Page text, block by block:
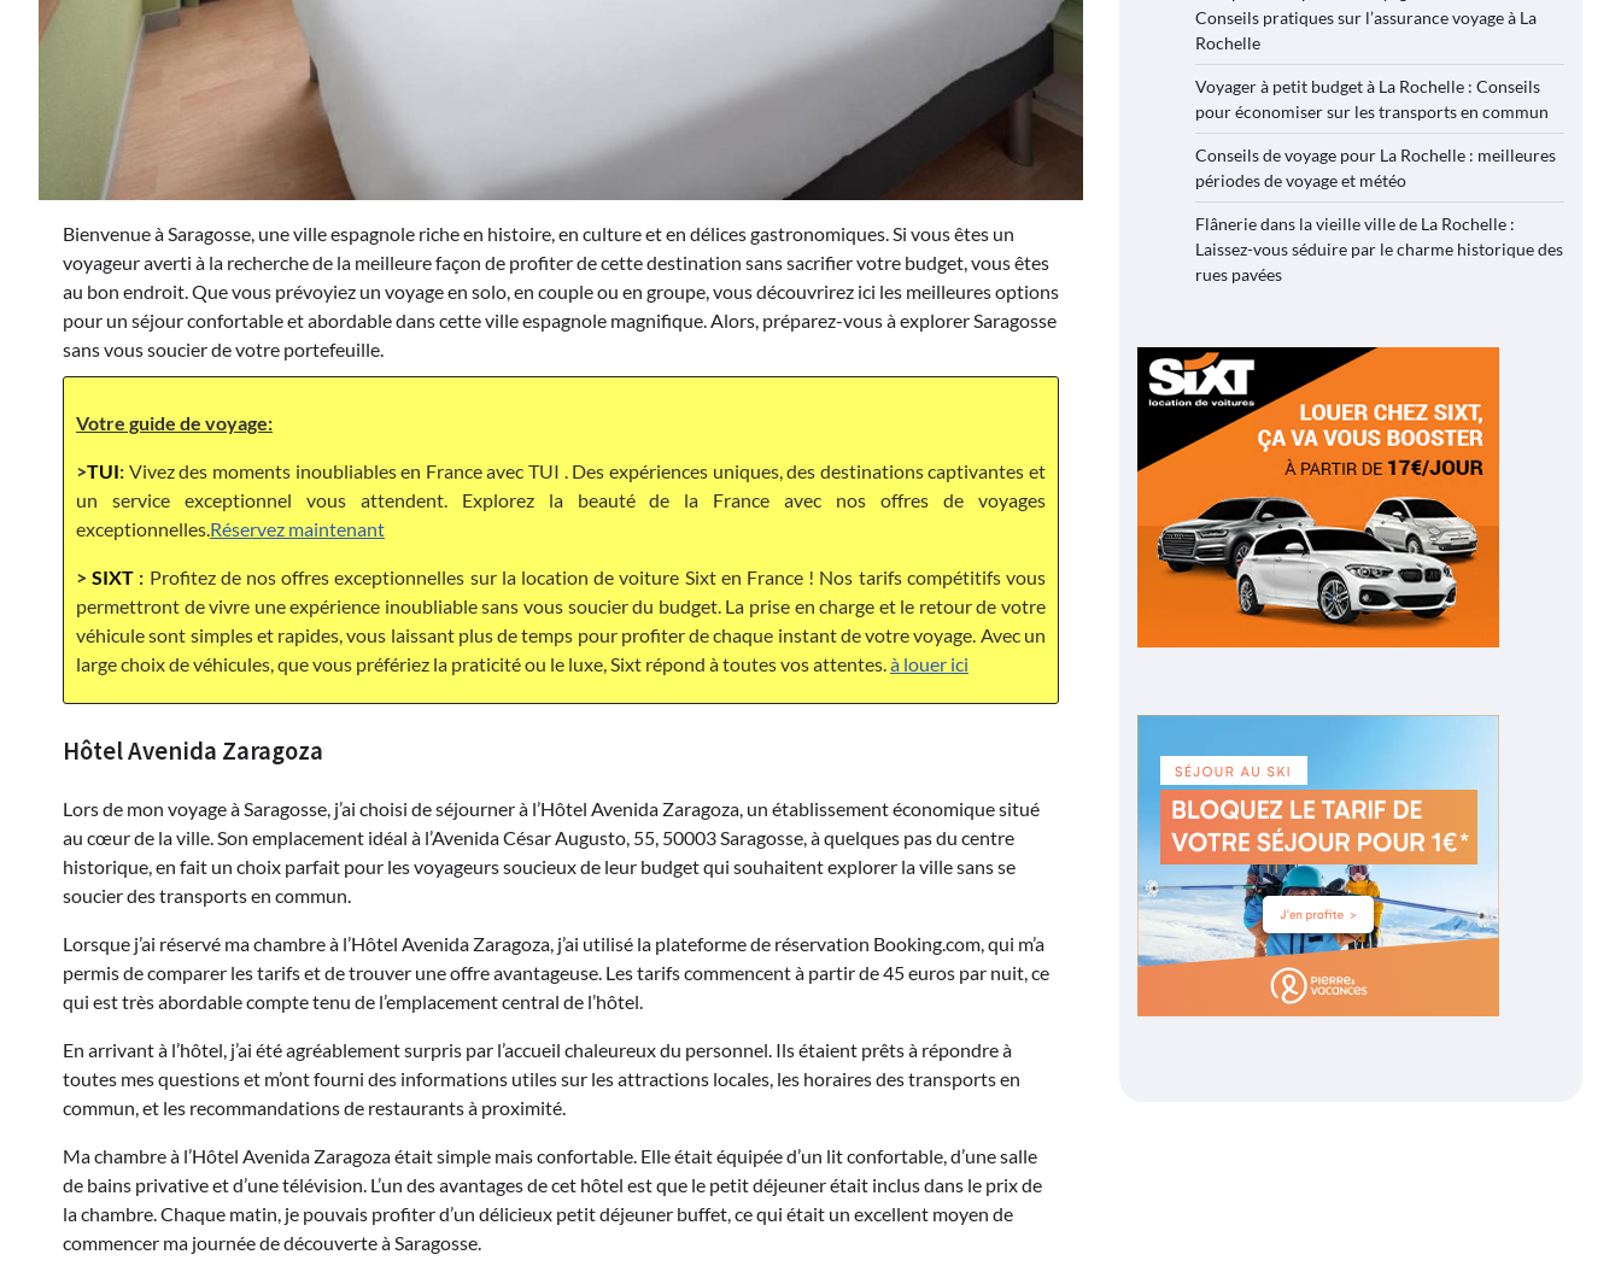
Bienvenue à Saragosse, une ville espagnole riche en histoire, en culture et en délices gastronomiques. Si vous êtes un
voyageur averti à la recherche de la meilleure façon de profiter de cette destination sans sacrifier votre budget, vous êtes
au bon endroit. Que vous prévoyiez un voyage en solo, en couple ou en groupe, vous découvrirez ici les meilleures options
pour un séjour confortable et abordable dans cette ville espagnole magnifique. Alors, préparez-vous à explorer Saragosse
sans vous soucier de votre portefeuille.
Votre guide de voyage:
>TUI: Vivez des moments inoubliables en France avec TUI . Des expériences uniques, des destinations captivantes et
un service exceptionnel vous attendent. Explorez la beauté de la France avec nos offres de voyages
exceptionnelles. Réservez maintenant
>SIXT : Profitez de nos offres exceptionnelles sur la location de voiture Sixt en France ! Nos tarifs compétitifs vous
permettront de vivre une expérience inoubliable sans vous soucier du budget. La prise en charge et le retour de votre
véhicule sont simples et rapides, vous laissant plus de temps pour profiter de chaque instant de votre voyage. Avec un
large choix de véhicules, que vous préfériez la praticité ou le luxe, Sixt répond à toutes vos attentes. à louer ici
Hôtel Avenida Zaragoza
Lors de mon voyage à Saragosse, j’ai choisi de séjourner à l’Hôtel Avenida Zaragoza, un établissement économique situé
au cœur de la ville. Son emplacement idéal à l’Avenida César Augusto, 55, 50003 Saragosse, à quelques pas du centre
historique, en fait un choix parfait pour les voyageurs soucieux de leur budget qui souhaitent explorer la ville sans se
soucier des transports en commun.
Lorsque j’ai réservé ma chambre à l’Hôtel Avenida Zaragoza, j’ai utilisé la plateforme de réservation Booking.com, qui m’a
permis de comparer les tarifs et de trouver une offre avantageuse. Les tarifs commencent à partir de 45 euros par nuit, ce
qui est très abordable compte tenu de l’emplacement central de l’hôtel.
En arrivant à l’hôtel, j’ai été agréablement surpris par l’accueil chaleureux du personnel. Ils étaient prêts à répondre à
toutes mes questions et m’ont fourni des informations utiles sur les attractions locales, les horaires des transports en
commun, et les recommandations de restaurants à proximité.
Ma chambre à l’Hôtel Avenida Zaragoza était simple mais confortable. Elle était équipée d’un lit confortable, d’une salle
de bains privative et d’une télévision. L’un des avantages de cet hôtel est que le petit déjeuner était inclus dans le prix de
la chambre. Chaque matin, je pouvais profiter d’un délicieux petit déjeuner buffet, ce qui était un excellent moyen de
commencer ma journée de découverte à Saragosse.
Conseils pratiques sur l’assurance voyage à La
Rochelle
Voyager à petit budget à La Rochelle : Conseils
pour économiser sur les transports en commun
Conseils de voyage pour La Rochelle : meilleures
périodes de voyage et météo
Flânerie dans la vieille ville de La Rochelle :
Laissez-vous séduire par le charme historique des
rues pavées